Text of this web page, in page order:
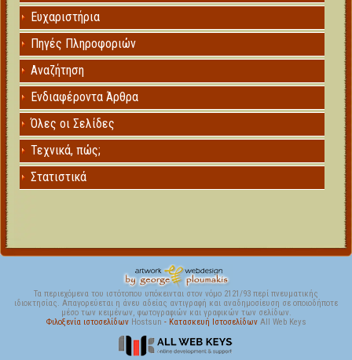
Ευχαριστήρια
Πηγές Πληροφοριών
Αναζήτηση
Ενδιαφέροντα Άρθρα
Όλες οι Σελίδες
Τεχνικά, πώς;
Στατιστικά
Τα περιεχόμενα του ιστότοπου υπόκεινται στον νόμο 2121/93 περί πνευματικής
ιδιοκτησίας. Απαγορεύεται η άνευ αδείας αντιγραφή και αναδημοσίευση σε οποιοδήποτε
μέσο των κειμένων, φωτογραφιών και γραφικών των σελίδων.
Φιλοξενία ιστοσελίδων Hostsun - Κατασκευή Ιστοσελίδων All Web Keys